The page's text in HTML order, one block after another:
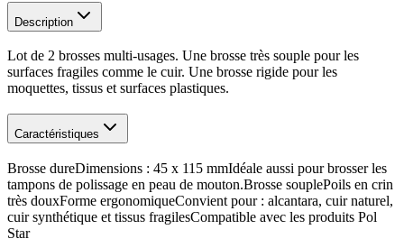
Description
Lot de 2 brosses multi-usages. Une brosse très souple pour les
surfaces fragiles comme le cuir. Une brosse rigide pour les
moquettes, tissus et surfaces plastiques.
Caractéristiques
Brosse dureDimensions : 45 x 115 mmIdéale aussi pour brosser les
tampons de polissage en peau de mouton.Brosse souplePoils en crin
très douxForme ergonomiqueConvient pour : alcantara, cuir naturel,
cuir synthétique et tissus fragilesCompatible avec les produits Pol
Star